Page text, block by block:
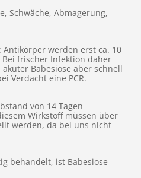
Schwäche, Abmagerung,
Antikörper werden erst ca. 10
frischer Infektion daher
Babesiose aber schnell
Verdacht eine PCR.
von 14 Tagen
Wirkstoff müssen über
werden, da bei uns nicht
behandelt, ist Babesiose